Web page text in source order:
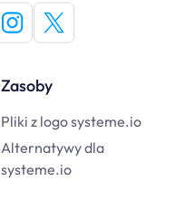
Zasoby
Pliki z logo systeme.io
Alternatywy dla
systeme.io